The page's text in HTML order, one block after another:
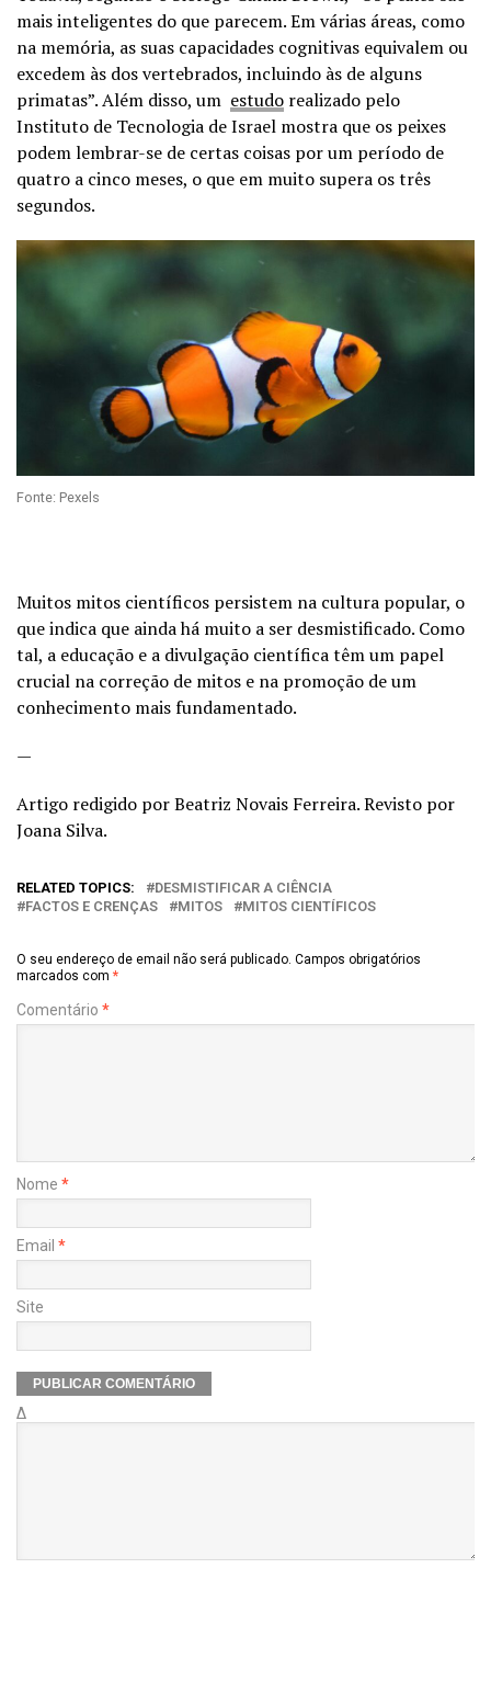
mais inteligentes do que parecem. Em várias áreas, como
na memória, as suas capacidades cognitivas equivalem ou
excedem às dos vertebrados, incluindo às de alguns
primatas”. Além disso, um estudo realizado pelo
Instituto de Tecnologia de Israel mostra que os peixes
podem lembrar-se de certas coisas por um período de
quatro a cinco meses, o que em muito supera os três
segundos.
Fonte: Pexels
Muitos mitos científicos persistem na cultura popular, o
que indica que ainda há muito a ser desmistificado. Como
tal, a educação e a divulgação científica têm um papel
crucial na correção de mitos e na promoção de um
conhecimento mais fundamentado.
—
Artigo redigido por Beatriz Novais Ferreira. Revisto por
Joana Silva.
RELATED TOPICS:
DESMISTIFICAR A CIÊNCIA
FACTOS E CRENÇAS
MITOS MITOS CIENTÍFICOS
O seu endereço de email não será publicado. Campos obrigatórios
marcados com *
Comentário *
Nome *
Email *
Site
Δ